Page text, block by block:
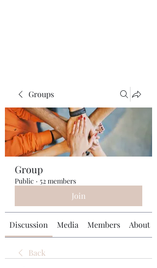
Groups
Group
Public · 52 members
Join
Discussion Media Members About
Back